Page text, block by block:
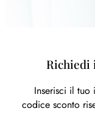
Richiedi
Inserisci il tuo
codice sconto